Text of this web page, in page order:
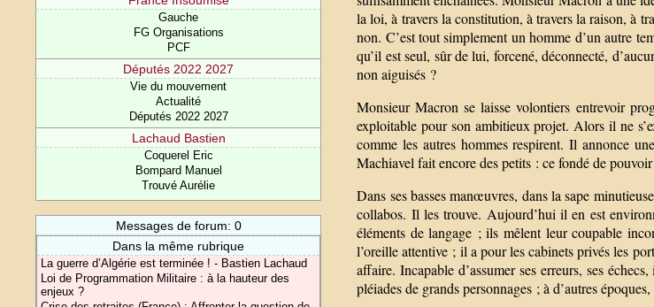
Gauche
FG Organisations
PCF
Députés 2022 2027
Vie du mouvement
Actualité
Députés 2022 2027
Lachaud Bastien
Coquerel Eric
Bompard Manuel
Trouvé Aurélie
Messages de forum: 0
Dans la même rubrique
La guerre d’Algérie est terminée ! - Bastien Lachaud
Loi de Programmation Militaire : à la hauteur des
enjeux ?
la loi, à travers la constitution, à travers la raison, à
non. C’est tout simplement un homme d’un autre
qu’il est seul, sûr de lui, forcené, déconnecté,
non aiguisés ?
Monsieur Macron se laisse volontiers entrevoir
exploitable pour son ambitieux projet. Alors il ne
comme les autres hommes respirent. Il annonce
Machiavel fait encore des petits : ce fondé de
Dans ses basses manœuvres, dans la sape
collabos. Il les trouve. Aujourd’hui il en est
éléments de langage ; ils mêlent leur coupable
l’oreille attentive ; il a pour les cabinets privés les
affaire. Incapable d’assumer ses erreurs, ses
pléiades de grands personnages ; à d’autres